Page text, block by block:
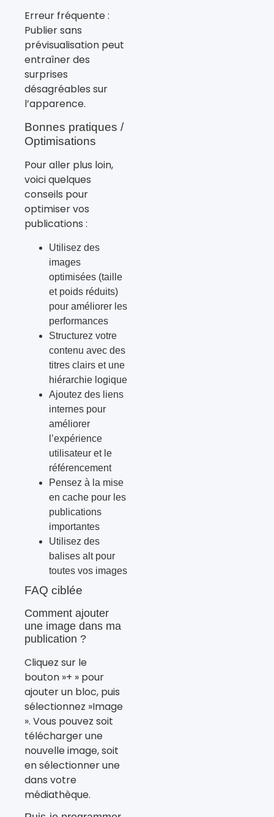
Erreur fréquente :
Publier sans
prévisualisation peut
entraîner des
surprises
désagréables sur
l’apparence.
Bonnes pratiques /
Optimisations
Pour aller plus loin,
voici quelques
conseils pour
optimiser vos
publications :
Utilisez des
images
optimisées (taille
et poids réduits)
pour améliorer les
performances
Structurez votre
contenu avec des
titres clairs et une
hiérarchie logique
Ajoutez des liens
internes pour
améliorer
l’expérience
utilisateur et le
référencement
Pensez à la mise
en cache pour les
publications
importantes
Utilisez des
balises alt pour
toutes vos images
FAQ ciblée
Comment ajouter
une image dans ma
publication ?
Cliquez sur le
bouton »+ » pour
ajouter un bloc, puis
sélectionnez »Image
». Vous pouvez soit
télécharger une
nouvelle image, soit
en sélectionner une
dans votre
médiathèque.